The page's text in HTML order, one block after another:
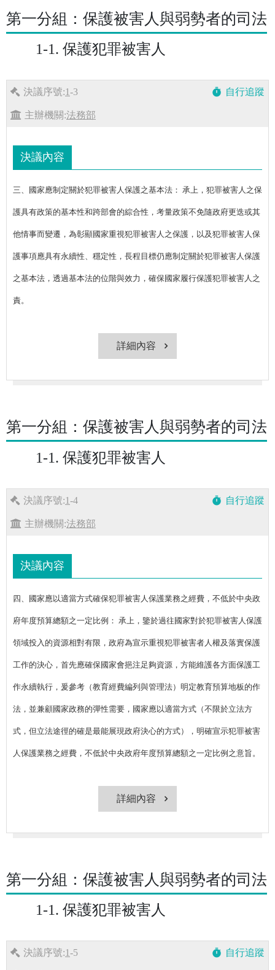
第一分組：保護被害人與弱勢者的司法
1-1. 保護犯罪被害人
決議序號:1-3 timer 自行追蹤
主辦機關:法務部
決議內容
三、國家應制定關於犯罪被害人保護之基本法： 承上，犯罪被害人之保
護具有政策的基本性和跨部會的綜合性，考量政策不免隨政府更迭或其
他情事而變遷，為彰顯國家重視犯罪被害人之保護，以及犯罪被害人保
護事項應具有永續性、穩定性，長程目標仍應制定關於犯罪被害人保護
之基本法，透過基本法的位階與效力，確保國家履行保護犯罪被害人之
責。
詳細內容
第一分組：保護被害人與弱勢者的司法
1-1. 保護犯罪被害人
決議序號:1-4 timer 自行追蹤
主辦機關:法務部
決議內容
四、國家應以適當方式確保犯罪被害人保護業務之經費，不低於中央政
府年度預算總額之一定比例： 承上，鑒於過往國家對於犯罪被害人保護
領域投入的資源相對有限，政府為宣示重視犯罪被害者人權及落實保護
工作的決心，首先應確保國家會挹注足夠資源，方能維護各方面保護工
作永續執行，爰參考（教育經費編列與管理法）明定教育預算地板的作
法，並兼顧國家政務的彈性需要，國家應以適當方式（不限於立法方
式，但立法途徑的確是最能展現政府決心的方式），明確宣示犯罪被害
人保護業務之經費，不低於中央政府年度預算總額之一定比例之意旨。
詳細內容
第一分組：保護被害人與弱勢者的司法
1-1. 保護犯罪被害人
決議序號:1-5 timer 自行追蹤